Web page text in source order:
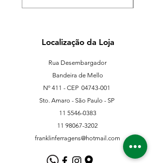
Localização da Loja
Rua Desembargador
Bandeira de Mello
Nº 411 - CEP 04743-001
Sto. Amaro - São Paulo - SP
11 5546-0383
11 98067-3202
franklinferragens@hotmail.com